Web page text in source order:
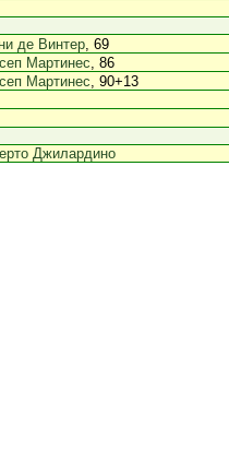
де Винтер, 69
Мартинес, 86
Мартинес, 90+13
Джилардино